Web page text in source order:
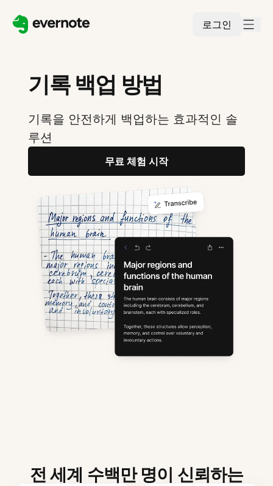
로그인
기록 백업 방법
기록을 안전하게 백업하는 효과적인 솔
루션
무료 체험 시작
전 세계 수백만 명이 신뢰하는